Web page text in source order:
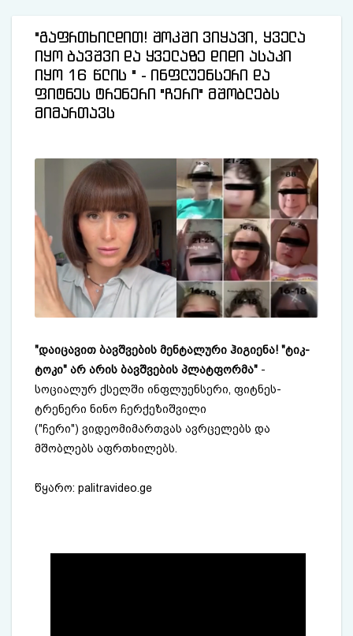
"გაფრთხილდით! შოკში ვიყავი, ყველა
იყო ბავშვი და ყველაზე დიდი ასაკი
იყო 16 წლის " - ინფლუენსერი და
ფიტნეს ტრენერი "ჩერი" მშობლებს
მიმართავს
"დაიცავით ბავშვების მენტალური ჰიგიენა! "ტიკ-
ტოკი" არ არის ბავშვების პლატფორმა" -
სოციალურ ქსელში ინფლუენსერი, ფიტნეს-
ტრენერი ნინო ჩერქეზიშვილი
("ჩერი")ვიდეომიმართვას ავრცელებს და
მშობლებს აფრთხილებს.
წყარო:palitravideo.ge